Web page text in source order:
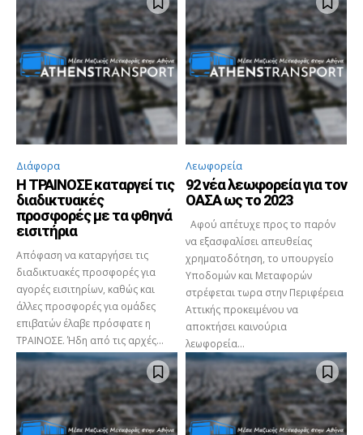
Διάφορα
Η ΤΡΑΙΝΟΣΕ καταργεί τις
διαδικτυακές
προσφορές με τα φθηνά
εισιτήρια
Απόφαση να καταργήσει τις
διαδικτυακές προσφορές για
αγορές εισιτηρίων, καθώς και
άλλες προσφορές για ομάδες
επιβατών έλαβε πρόσφατε η
ΤΡΑΙΝΟΣΕ. Ήδη από τις αρχές...
Λεωφορεία
92 νέα λεωφορεία για τον
ΟΑΣΑ ως το 2023
Αφού απέτυχε προς το παρόν
να εξασφαλίσει απευθείας
χρηματοδότηση, το υπουργείο
Υποδομών και Μεταφορών
στρέφεται τωρα στην Περιφέρεια
Αττικής προκειμένου να
αποκτήσει καινούρια
λεωφορεία...